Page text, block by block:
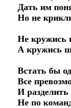
Дать им
Но не
Не кружись
А кружись
Встать бы
Все
И разделить
Не по